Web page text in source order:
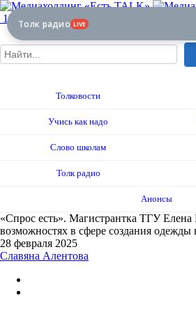
12+
Толковости
Учись как надо
Слово школам
Толк радио
Анонсы
«Спрос есть». Магистрантка ТГУ
возможностях в сфере создания одежды
28 февраля 2025
Славяна Алентова
Толк радио LIVE